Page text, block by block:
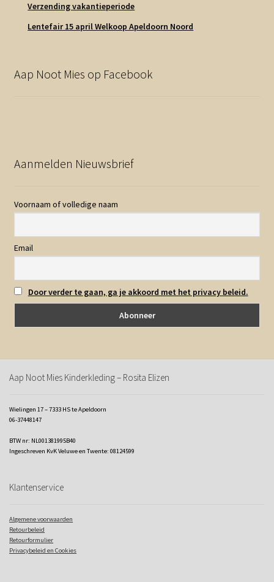
Verzending vakantieperiode
Lentefair 15 april Welkoop Apeldoorn Noord
Aap Noot Mies op Facebook
Aanmelden Nieuwsbrief
Voornaam of volledige naam
Email
Door verder te gaan, ga je akkoord met het privacy beleid.
Aap Noot Mies Kinderkleding – Rosita Elizen
Wielingen 17 – 7333 HS te Apeldoorn
06-37448147
BTW nr: NL001381995B40
Ingeschreven KvK Veluwe en Twente: 08124599
Klantenservice
Algemene voorwaarden
Retourbeleid
Retourformulier
Privacybeleid en Cookies